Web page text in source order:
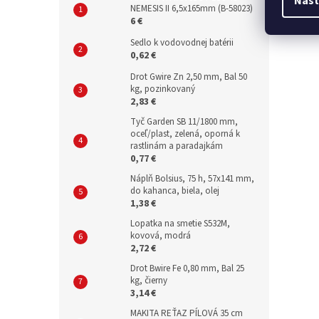
NEMESIS II 6,5x165mm (B-58023)
6 €
Sedlo k vodovodnej batérii
0,62 €
Drot Gwire Zn 2,50 mm, Bal 50
kg, pozinkovaný
2,83 €
Tyč Garden SB 11/1800 mm,
oceľ/plast, zelená, oporná k
rastlinám a paradajkám
0,77 €
Náplň Bolsius, 75 h, 57x141 mm,
do kahanca, biela, olej
1,38 €
Lopatka na smetie S532M,
kovová, modrá
2,72 €
Drot Bwire Fe 0,80 mm, Bal 25
kg, čierny
3,14 €
MAKITA REŤAZ PÍLOVÁ 35 cm